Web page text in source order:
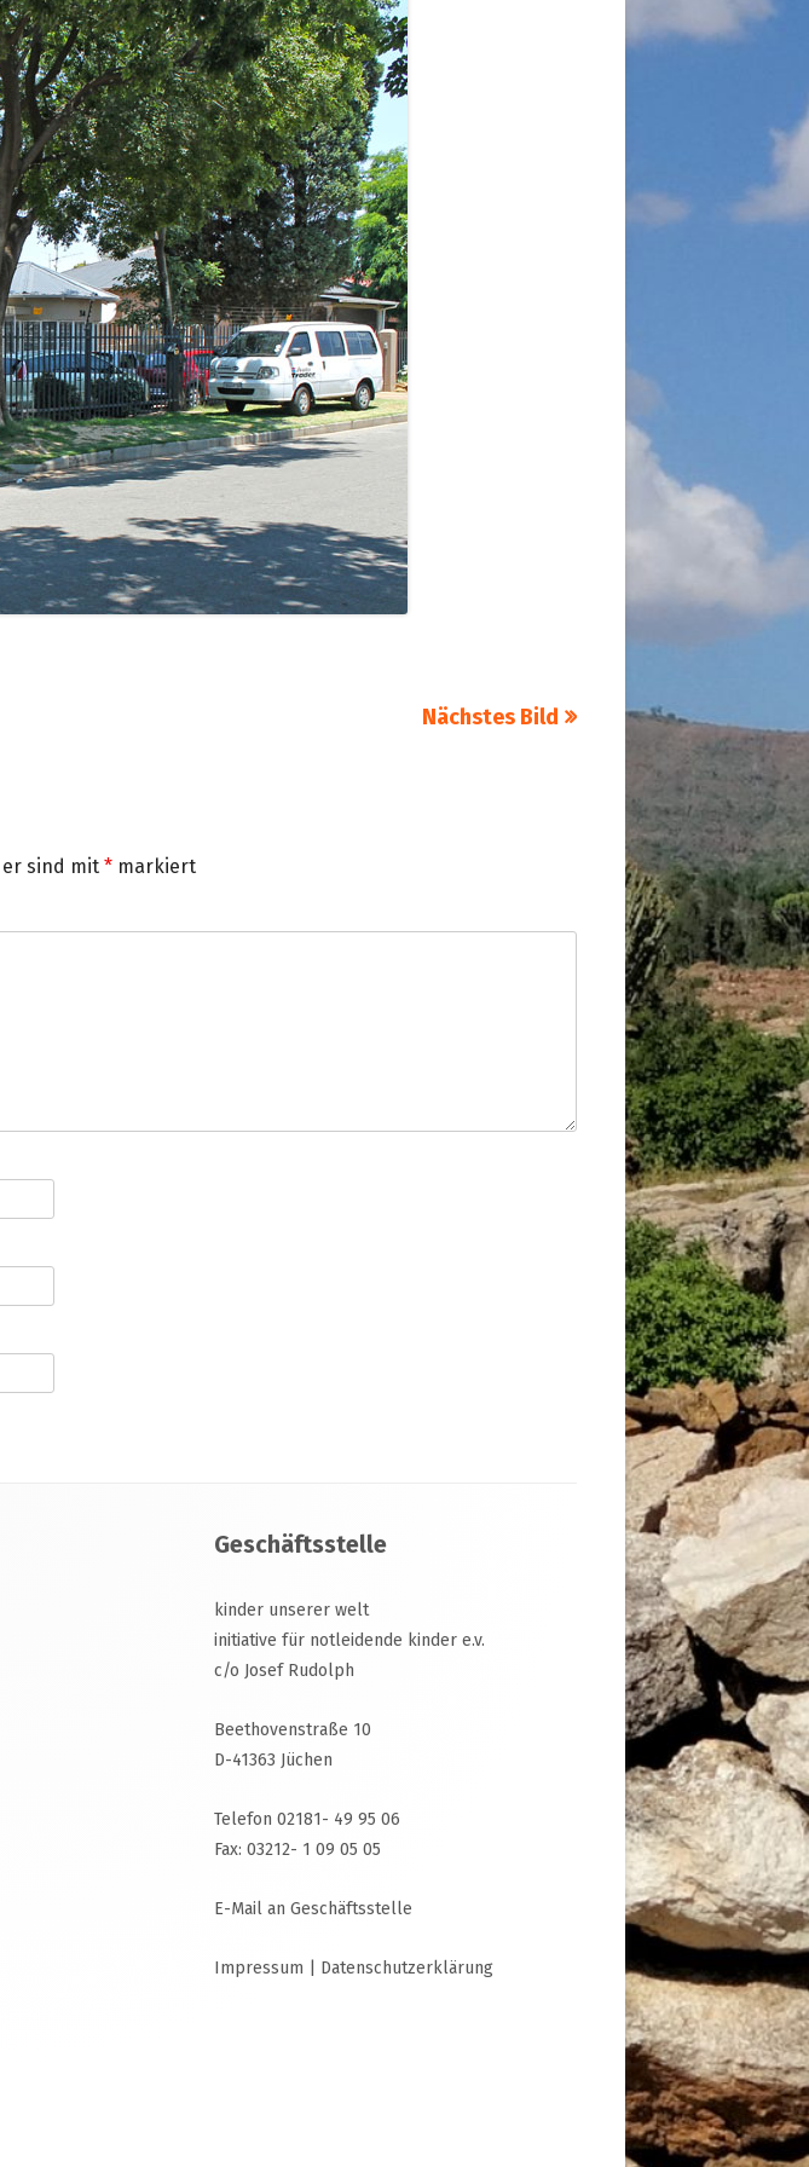
FÜR
FÜR
MEDIZINISCHE HILFE FÜR MÜTTER UND
KINDER – WIR BLEIBEN DRAN!
MENNA MULUGETA
VORSTAND UND ORGANISATION
SATZUNG UND LEITLINIEN
IMPRESSUM
DATENSCHUTZERKLÄRUNG
CHILDREN OF OUR WORLD – INITIATIVE
FOR CHILDREN IN MISERY
Nächstes Bild
sind mit * markiert
Geschäftsstelle
kinder unserer welt
initiative für notleidende kinder e.v.
c/o Josef Rudolph
Beethovenstraße 10
D-41363 Jüchen
Telefon 02181- 49 95 06
Fax: 03212- 1 09 05 05
E-Mail an Geschäftsstelle
Impressum Datenschutzerklärung